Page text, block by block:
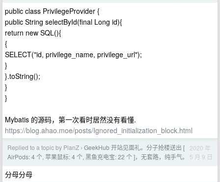
public class PrivilegeProvider {
public String selectById(final Long id){
return new SQL(){
{
SELECT("id, privilege_name, privilege_url");
}
}.toString();
}
}
Mybatis 的源码，第一次看时居然没有看懂.
https://blog.ahao.moe/posts/Ignored_initialization_block.html
Replied to a topic by PlanZ › GeekHub 开站见面礼。分子抢楼送出 [
AirPods: 4 个, 苹果鼠标: 4 个, 黑鱼充电宝: 22 个 ]，无套路，纯手气。
2020 年
5 月 9 日
分母分母